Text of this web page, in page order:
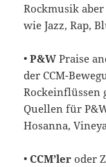
Rockmusik
wie Jazz, Rap,
•P&WPraise
der CCM-
Rockeinflüssen
Quellen für
Hosanna,
•CCM’ler oder